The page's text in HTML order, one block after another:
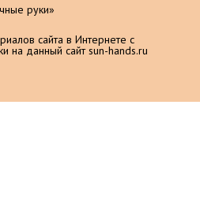
руки»
сайта в Интернете с
на данный сайт sun-hands.ru